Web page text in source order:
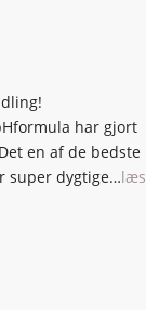
har gjort
en af de bedste
super dygtige…læs